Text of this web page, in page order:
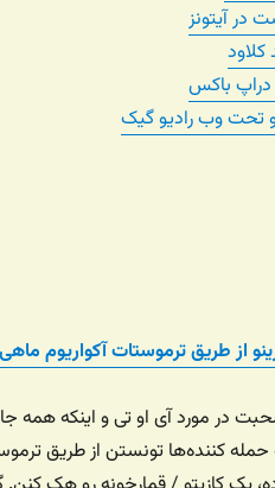
در آیتونز
کلاود
دراپ باکس
تحت وب رادیو گیک
از طریق ترموستات آکواریوم
در مورد آی او تی و اینکه همه
حمله کننده‌ها تونستن از طریق